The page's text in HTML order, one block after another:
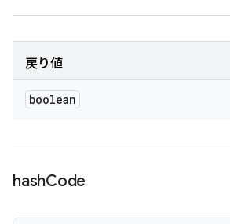
戻り値
boolean
hashCode